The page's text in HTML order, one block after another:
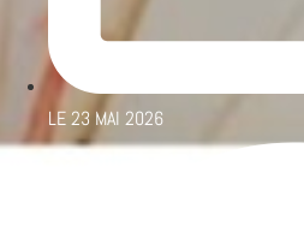
LE23 MAI 2026